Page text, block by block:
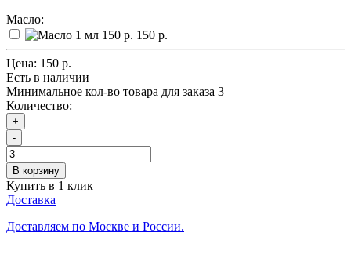
Масло:
150 р.
Цена: 150 р.
Есть в наличии
Минимальное кол-во товара для заказа 3
Количество:
+
-
В корзину
Купить в 1 клик
Доставка
Доставляем по Москве и России.